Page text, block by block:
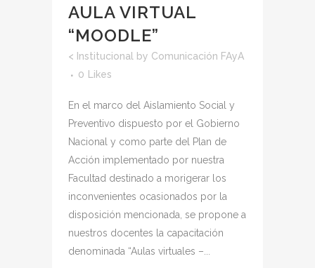
AULA VIRTUAL
“MOODLE”
< Institucional by Comunicación FAyA
0
Likes
En el marco del Aislamiento Social y
Preventivo dispuesto por el Gobierno
Nacional y como parte del Plan de
Acción implementado por nuestra
Facultad destinado a morigerar los
inconvenientes ocasionados por la
disposición mencionada, se propone a
nuestros docentes la capacitación
denominada “Aulas virtuales –...